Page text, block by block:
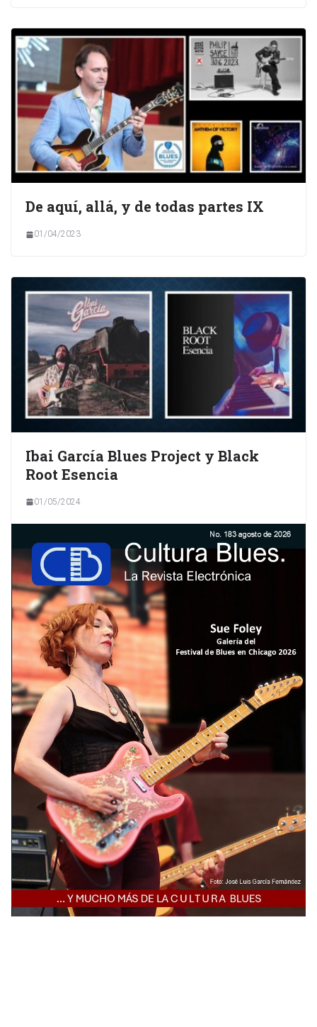
De aquí, allá, y de todas partes IX
01/04/2023
Ibai García Blues Project y Black
Root Esencia
01/05/2024